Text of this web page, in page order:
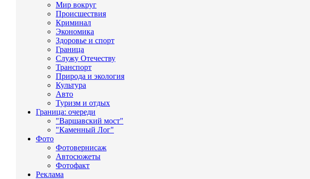
Мир вокруг
Происшествия
Криминал
Экономика
Здоровье и спорт
Граница
Служу Отечеству
Транспорт
Природа и экология
Культура
Авто
Туризм и отдых
Граница: очереди
"Варшавский мост"
"Каменный Лог"
Фото
Фотовернисаж
Автосюжеты
Фотофакт
Реклама